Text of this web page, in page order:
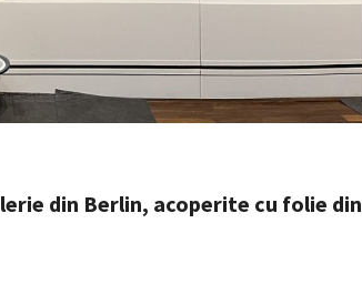
din Berlin, acoperite cu folie din